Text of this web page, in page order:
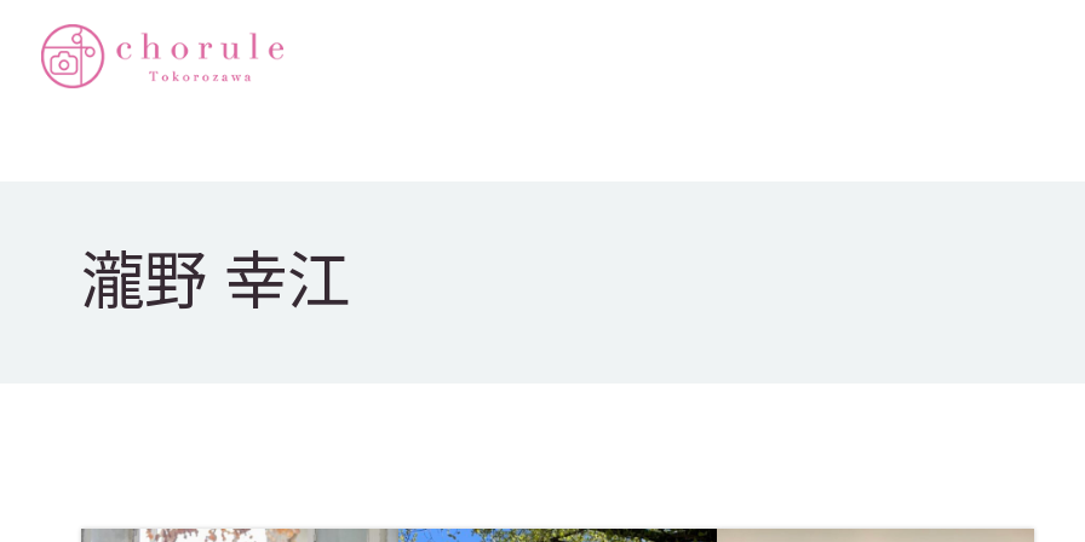
瀧野 幸江